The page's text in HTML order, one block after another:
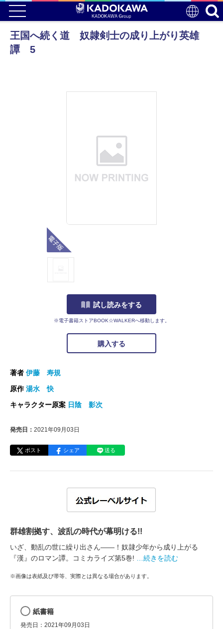
王国へ続く道 奴隷剣士の成り上がり英雄
譚 5
試し読みをする
※電子書籍ストアBOOK☆WALKERへ移動します。
購入する
著者 伊藤 寿規
原作湯水 快
キャラクター原案 日陰 影次
発売日： 2021年09月03日
ポスト シェア 送る
群雄割拠す、波乱の時代が幕明ける!!
いざ、動乱の世に繰り出さん――！奴隷少年から成り上がる
『漢』のロマン譚。コミカライズ第5巻!
…続きを読む
※画像は表紙及び帯等、実際とは異なる場合があります。
紙書籍
発売日：2021年09月03日